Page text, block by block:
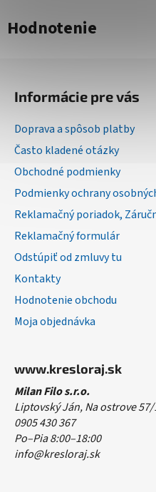
Hodnotenie
Informácie pre vás
Doprava a spôsob platby
Často kladené otázky
Obchodné podmienky
Podmienky ochrany
Reklamačný poriadok,
Reklamačný formulár
Odstúpiť od zmluvy tu
Kontakty
Hodnotenie obchodu
Moja objednávka
www.kresloraj.sk
Milan Filo s.r.o.
Liptovský Ján, Na ostrove
0905 430 367
Po–Pia 8:00–18:00
info@kresloraj.sk